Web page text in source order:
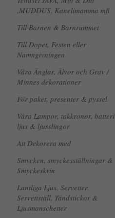
,MUDDUS, Kanelimamma mfl
Till Barnen & Barnrummet
Till Dopet, Festen eller
Namngivningen
Våra Änglar, Älvor och Grav /
Minnes dekorationer
För paket, presenter & pyssel
Våra Lampor, takkronor, batteri
ljus & ljusslingor
Att Dekorera med
Smycken, smyckesställningar &
Smyckeskrin
Lantliga Ljus, Servetter,
Servettställ, Tändstickor &
Ljusmanschetter